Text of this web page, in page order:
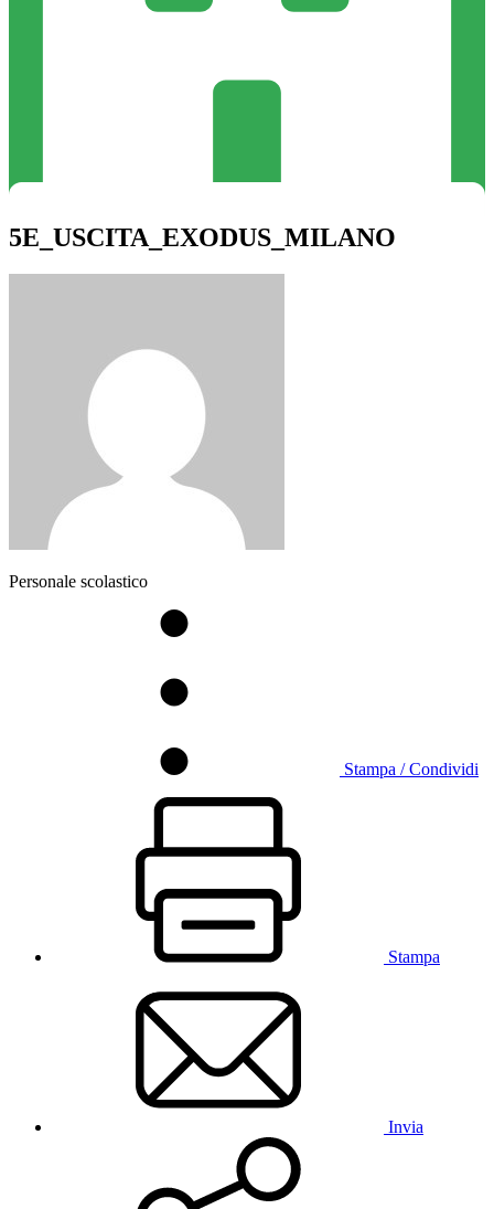
5E_USCITA_EXODUS_MILANO
Personale scolastico
Stampa / Condividi
Stampa
Invia